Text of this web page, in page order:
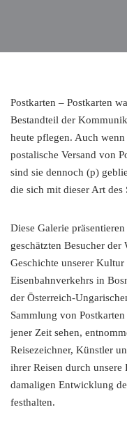
Postkarten – Postkarten
Bestandteil der
heute pflegen. Auch
postalische Versand von
sind sie dennoch (p)
die sich mit dieser Art des
Diese Galerie
geschätzten Besucher
Geschichte unserer
Eisenbahnverkehrs in
der Österreich-
Sammlung von
jener Zeit sehen,
Reisezeichner, Künstler
ihrer Reisen durch unsere
damaligen Entwicklung
festhalten.